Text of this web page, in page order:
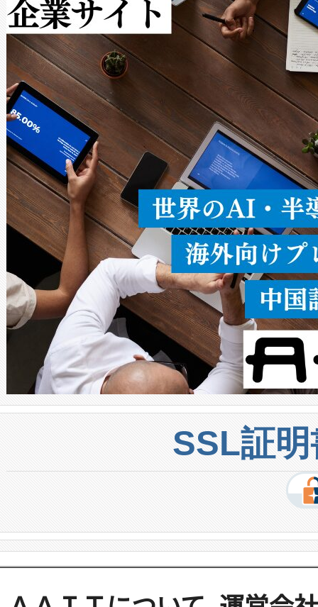
作業と点群処理を簡素化でき
Avia 2は、2種類のFOVオプシ
× 80°のノーマルモード、長
ードを切り替えて使用するこ
ることなく、単一のデバイス
うにします。遠距離まで届く
密度なスキャ […]
SSL証